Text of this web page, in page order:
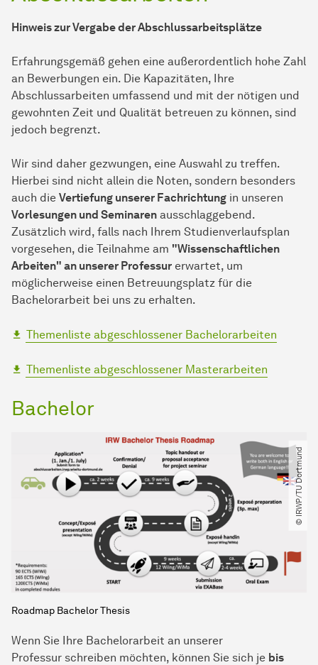
Hinweis zur Vergabe der Abschlussarbeitsplätze
Erfahrungsgemäß gehen eine außerordentlich hohe Zahl
an Bewerbungen ein. Die Kapazitäten, Ihre
Abschlussarbeiten umfassend und mit der nötigen und
gewohnten Zeit und Qualität betreuen zu können, sind
jedoch begrenzt.
Wir sind daher gezwungen, eine Auswahl zu treffen.
Hierbei sind nicht allein die Noten, sondern besonders
auch die Vertiefung unserer Fachrichtung in unseren
Vorlesungen und Seminaren ausschlaggebend.
Zusätzlich wird, falls nach Ihrem Studienverlaufsplan
vorgesehen, die Teilnahme am "Wissenschaftlichen
Arbeiten" an unserer Professur erwartet, um
möglicherweise einen Betreuungsplatz für die
Bachelorarbeit bei uns zu erhalten.
Themenliste abgeschlossener Bachelorarbeiten
Themenliste abgeschlossener Masterarbeiten
Bachelor
© IRWP​/​TU Dortmund
Roadmap Bachelor Thesis
Wenn Sie Ihre Bachelorarbeit an unserer
Professur schreiben möchten, können Sie sich je bis